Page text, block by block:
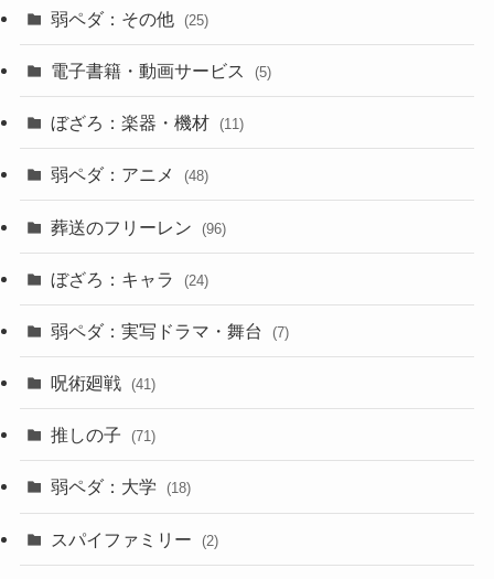
弱ペダ：その他 (25)
電子書籍・動画サービス (5)
ぼざろ：楽器・機材 (11)
弱ペダ：アニメ (48)
葬送のフリーレン (96)
ぼざろ：キャラ (24)
弱ペダ：実写ドラマ・舞台 (7)
呪術廻戦 (41)
推しの子 (71)
弱ペダ：大学 (18)
スパイファミリー (2)